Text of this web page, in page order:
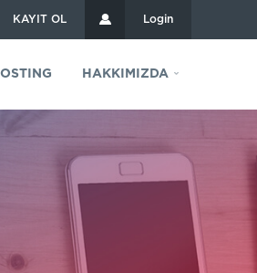
KAYIT OL Login
HAKKIMIZDA